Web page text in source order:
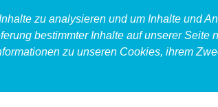
zu analysieren und um Inhalte und
bestimmter Inhalte auf unserer
zu unseren Cookies, ihrem